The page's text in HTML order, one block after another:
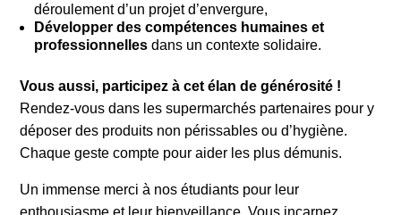
déroulement d’un projet d’envergure,
Développer des compétences humaines et
professionnelles dans un contexte solidaire.
Vous aussi, participez à cet élan de générosité !
Rendez-vous dans les supermarchés partenaires pour y
déposer des produits non périssables ou d’hygiène.
Chaque geste compte pour aider les plus démunis.
Un immense merci à nos étudiants pour leur
enthousiasme et leur bienveillance. Vous incarnez